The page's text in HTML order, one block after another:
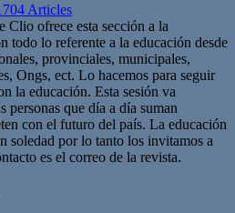
Articles
Clio ofrece esta sección a la
todo lo referente a la educación desde
provinciales, municipales,
Ongs, ect. Lo hacemos para seguir
la educación. Esta sesión va
personas que día a día suman
con el futuro del país. La educación
soledad por lo tanto los invitamos a
es el correo de la revista.